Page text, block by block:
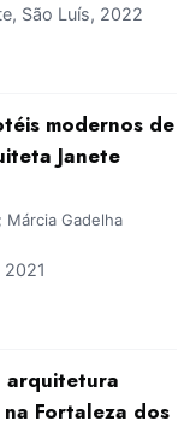
São Luís, 2022
modernos de
Janete
Gadelha
2021
arquitetura
Fortaleza dos